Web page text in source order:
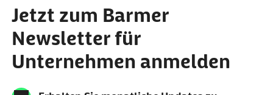
Jetzt zum Barmer
Newsletter für
Unternehmen anmelden